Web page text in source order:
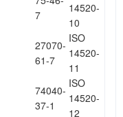
7
14520-
10
27070-
61-7
ISO
14520-
11
74040-
37-1
ISO
14520-
12